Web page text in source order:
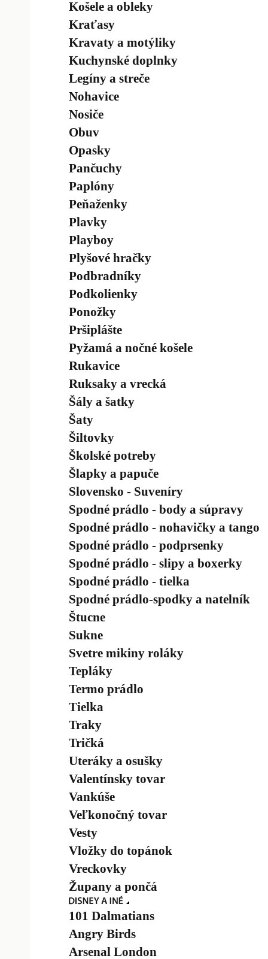
Košele a obleky
Kraťasy
Kravaty a motýliky
Kuchynské doplnky
Legíny a streče
Nohavice
Nosiče
Obuv
Opasky
Pančuchy
Paplóny
Peňaženky
Plavky
Playboy
Plyšové hračky
Podbradníky
Podkolienky
Ponožky
Pršiplášte
Pyžamá a nočné košele
Rukavice
Ruksaky a vrecká
Šály a šatky
Šaty
Šiltovky
Školské potreby
Šlapky a papuče
Slovensko - Suveníry
Spodné prádlo - body a súpravy
Spodné prádlo - nohavičky a tango
Spodné prádlo - podprsenky
Spodné prádlo - slipy a boxerky
Spodné prádlo - tielka
Spodné prádlo-spodky a natelník
Štucne
Sukne
Svetre mikiny roláky
Tepláky
Termo prádlo
Tielka
Traky
Tričká
Uteráky a osušky
Valentínsky tovar
Vankúše
Veľkonočný tovar
Vesty
Vložky do topánok
Vreckovky
Župany a pončá
101 Dalmatians
Angry Birds
Arsenal London